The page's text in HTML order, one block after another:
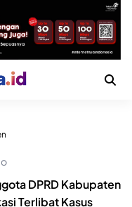
DPRD Kabupaten
Terlibat Kasus